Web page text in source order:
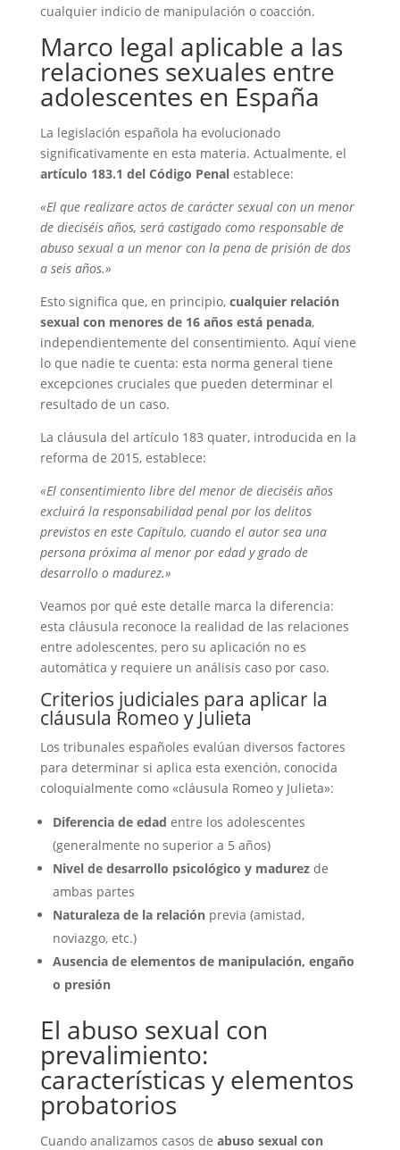
cualquier indicio de manipulación o coacción.
Marco legal aplicable a las
relaciones sexuales entre
adolescentes en España
La legislación española ha evolucionado
significativamente en esta materia. Actualmente, el
artículo 183.1 del Código Penalestablece:
«El que realizare actos de carácter sexual con un menor
de dieciséis años, será castigado como responsable de
abuso sexual a un menor con la pena de prisión de dos
a seis años.»
Esto significa que, en principio, cualquier relación
sexual con menores de 16 años está penada,
independientemente del consentimiento. Aquí viene
lo que nadie te cuenta: esta norma general tiene
excepciones cruciales que pueden determinar el
resultado de un caso.
La cláusula del artículo 183 quater, introducida en la
reforma de 2015, establece:
«El consentimiento libre del menor de dieciséis años
excluirá la responsabilidad penal por los delitos
previstos en este Capítulo, cuando el autor sea una
persona próxima al menor por edad y grado de
desarrollo o madurez.»
Veamos por qué este detalle marca la diferencia:
esta cláusula reconoce la realidad de las relaciones
entre adolescentes, pero su aplicación no es
automática y requiere un análisis caso por caso.
Criterios judiciales para aplicar la
cláusula Romeo y Julieta
Los tribunales españoles evalúan diversos factores
para determinar si aplica esta exención, conocida
coloquialmente como «cláusula Romeo y Julieta»:
Diferencia de edad entre los adolescentes
(generalmente no superior a 5 años)
Nivel de desarrollo psicológico y madurezde
ambas partes
Naturaleza de la relaciónprevia (amistad,
noviazgo, etc.)
Ausencia de elementos de manipulación, engaño
o presión
El abuso sexual con
prevalimiento:
características y elementos
probatorios
Cuando analizamos casos de abuso sexual con